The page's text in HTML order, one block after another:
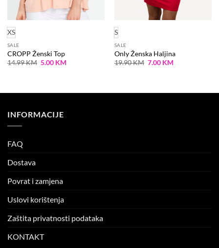
XS
SALE
CROPP Ženski Top
14.99KM Original
5.00 KMCurrent
S
SALE
Only Ženska Haljina
19.90KM Original
7.00 KMCurrent
INFORMACIJE
FAQ
Dostava
Povrat i zamjena
Uslovi korištenja
Zaštita privatnosti podataka
KONTAKT